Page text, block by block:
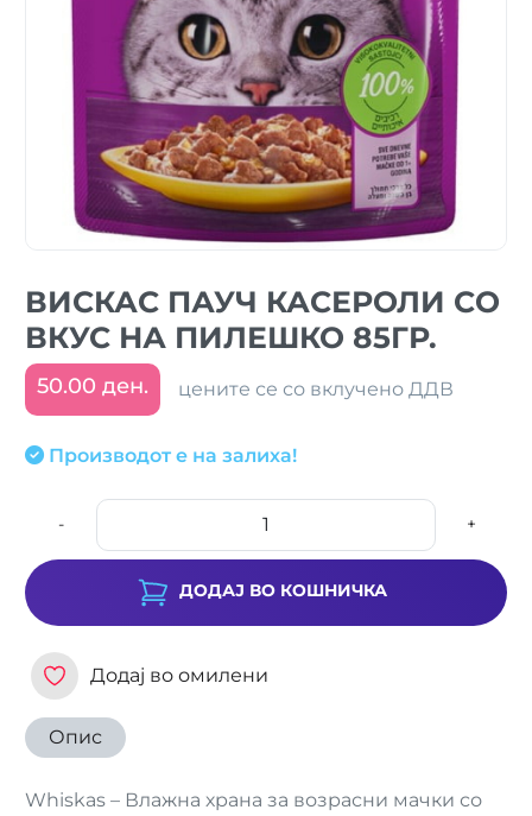
ВИСКАС ПАУЧ КАСЕРОЛИ СО
ВКУС НА ПИЛЕШКО 85ГР.
50.00 ден. цените се со вклучено ДДВ
Производот е на залиха!
- +
ДОДАЈ ВО КОШНИЧКА
Додај во омилени
Опис
Whiskas – Влажна храна за возрасни мачки со